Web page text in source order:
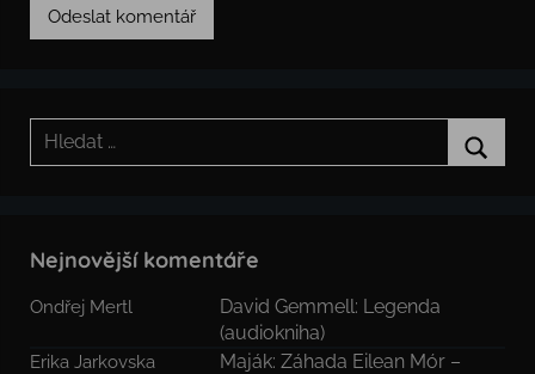
Hledat:
Nejnovější komentáře
Ondřej Mertl
David Gemmell: Legenda
(audiokniha)
Erika Jarkovska
Maják: Záhada Eilean Mór –